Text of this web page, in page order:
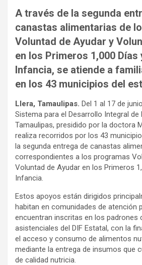
A través de la segunda
canastas alimentarias de
Voluntad de Ayudar y
en los Primeros 1,000 Días
Infancia, se atiende a
en los 43 municipios del
Llera, Tamaulipas. Del 1 al 17 de
Sistema para el Desarrollo Integral de
Tamaulipas, presidido por la doctora
realiza recorridos por los 43
la segunda entrega de canastas
correspondientes a los programas
Voluntad de Ayudar en los Primeros
Infancia.
Estos apoyos están dirigidos
habitan en comunidades de atención
encuentran inscritas en los padrones
asistenciales del DIF Estatal, con la
el acceso y consumo de alimentos
mediante la entrega de insumos que
de calidad nutricia.